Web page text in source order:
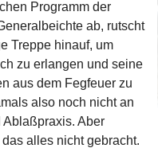
Programm der
ab, rutscht
Treppe hinauf, um
zu erlangen und seine
aus dem Fegfeuer zu
also noch nicht an
Aber
alles nicht gebracht.